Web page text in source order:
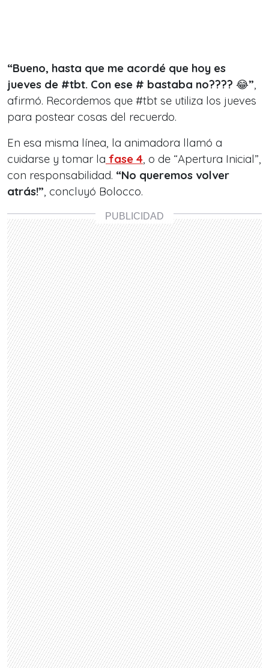
“Bueno, hasta que me acordé que hoy es
jueves de #tbt. Con ese # bastaba no???? 😂”,
afirmó. Recordemos que #tbt se utiliza los jueves
para postear cosas del recuerdo.
En esa misma línea, la animadora llamó a
cuidarse y tomar la fase 4, o de “Apertura Inicial”,
con responsabilidad. “No queremos volver
atrás!”, concluyó Bolocco.